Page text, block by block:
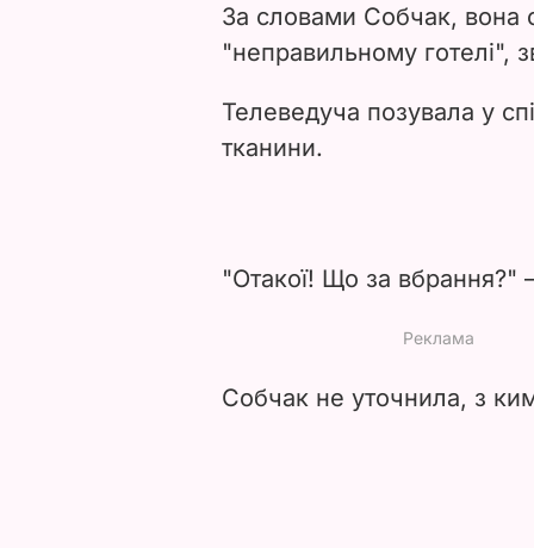
За словами Собчак, вона
"неправильному готелі",
Телеведуча позувала у
тканини.
"Отакої! Що за вбрання?"
Собчак не уточнила, з